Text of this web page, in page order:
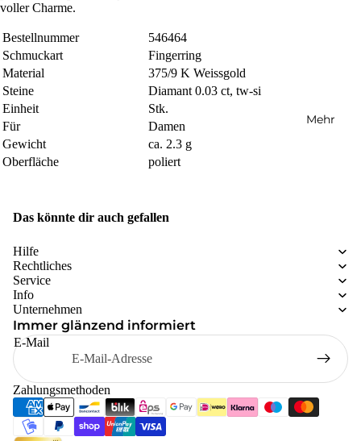
Mehr
voller Charme.
Bestellnummer
546464
Schmuckart
Fingerring
Material
375/9 K Weissgold
Steine
Diamant 0.03 ct, tw-si
Einheit
Stk.
Für
Damen
Gewicht
ca. 2.3 g
Oberfläche
poliert
Das könnte dir auch gefallen
Hilfe
Rechtliches
Service
Info
Unternehmen
Immer glänzend informiert
E-Mail
Zahlungsmethoden